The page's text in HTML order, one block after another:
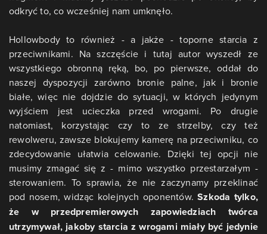
odkryć to, co wcześniej nam umknęło.
Hollowbody to również - a jakże - toporne starcia z
przeciwnikami. Na szczęście i tutaj autor wyszedł ze
wszystkiego obronną ręką, bo, po pierwsze, oddał do
naszej dyspozycji zarówno bronie palne, jak i bronie
białe, więc nie dojdzie do sytuacji, w których jedynym
wyjściem jest ucieczka przed wrogami. Po drugie
natomiast, korzystając czy to ze strzelby, czy też
rewolweru, zawsze blokujemy kamerę na przeciwniku, co
zdecydowanie ułatwia celowanie. Dzięki tej opcji nie
musimy zmagać się z - mimo wszystko przestarzałym -
sterowaniem. To sprawia, że nie zaczynamy przeklinać
pod nosem, widząc kolejnych oponentów.Szkoda tylko,
że w przedpremierowych zapowiedziach twórca
utrzymywał, jakoby starcia z wrogami miały być jedynie